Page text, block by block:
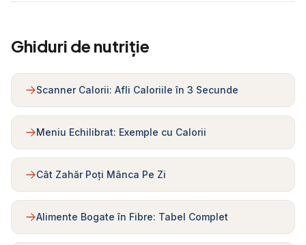
Ghiduri de nutriție
Scanner Calorii: Afli Caloriile în 3 Secunde
Meniu Echilibrat: Exemple cu Calorii
Cât Zahăr Poți Mânca Pe Zi
Alimente Bogate în Fibre: Tabel Complet